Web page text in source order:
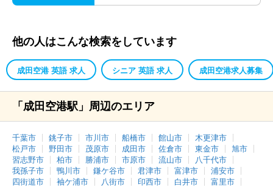
他の人はこんな検索をしています
成田空港 英語 求人 シニア 英語 求人 成田空港求人募集
「成田空港駅」周辺のエリア
千葉市 銚子市 市川市 船橋市 館山市
木更津市
松戸市
野田市 茂原市 成田市 佐倉市 東金市
旭市
習志野市
柏市 勝浦市 市原市 流山市
八千代市
我孫子市
鴨川市 鎌ケ谷市 君津市 富津市
浦安市
四街道市
袖ケ浦市 八街市 印西市 白井市
富里市